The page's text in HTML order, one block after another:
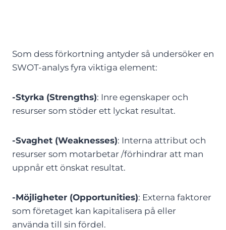
Som dess förkortning antyder så undersöker en
SWOT-analys fyra viktiga element:
-Styrka (Strengths): Inre egenskaper och
resurser som stöder ett lyckat resultat.
-Svaghet (Weaknesses): Interna attribut och
resurser som motarbetar /förhindrar att man
uppnår ett önskat resultat.
-Möjligheter (Opportunities): Externa faktorer
som företaget kan kapitalisera på eller
använda till sin fördel.